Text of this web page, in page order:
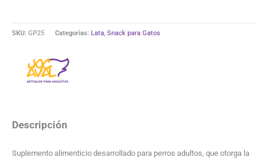
SKU: GP25 Categorías: Lata, Snack para Gatos
Descripción
Suplemento alimenticio desarrollado para perros adultos, que otorga la